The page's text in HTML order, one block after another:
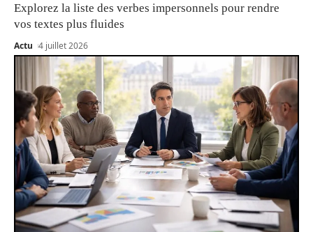
Explorez la liste des verbes impersonnels pour rendre
vos textes plus fluides
Actu 4 juillet 2026